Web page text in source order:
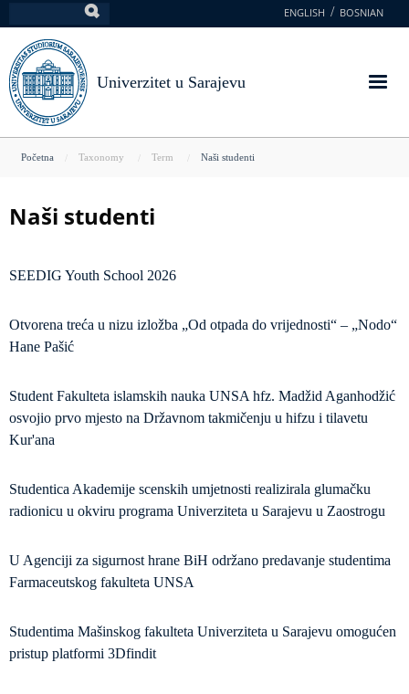
na
glavni
sadržaj
ENGLISH BOSNIAN
Univerzitet u Sarajevu
You
here
Početna Taxonomy Term Naši studenti
Naši studenti
SEEDIG Youth School 2026
Otvorena treća u nizu izložba „Od otpada do vrijednosti“ – „Nodo“
Hane Pašić
Student Fakulteta islamskih nauka UNSA hfz. Madžid Aganhodžić
osvojio prvo mjesto na Državnom takmičenju u hifzu i tilavetu
Kur'ana
Studentica Akademije scenskih umjetnosti realizirala glumačku
radionicu u okviru programa Univerziteta u Sarajevu u Zaostrogu
U Agenciji za sigurnost hrane BiH održano predavanje studentima
Farmaceutskog fakulteta UNSA
Studentima Mašinskog fakulteta Univerziteta u Sarajevu omogućen
pristup platformi 3Dfindit